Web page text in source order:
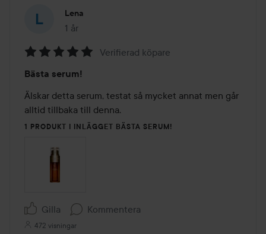
Lena
1 år
Inlägget skapades 1 år
5
av
5
Verifierad köpare
Bästa serum!
Älskar detta serum, testat så mycket annat men går
alltid tillbaka till denna.
1 PRODUKT I INLÄGGET BÄSTA SERUM!
Gilla Kommentera
472 visningar